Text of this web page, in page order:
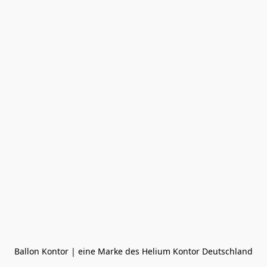
Ballon Kontor | eine Marke des Helium Kontor Deutschland